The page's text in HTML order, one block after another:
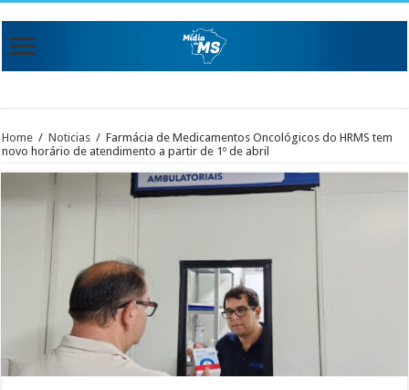
Home / Noticias / Farmácia de Medicamentos Oncológicos do HRMS tem
novo horário de atendimento a partir de 1º de abril